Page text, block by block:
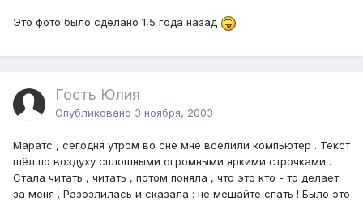
Это фото было сделано 1,5 года назад
Гость Юлия
Опубликовано 3 ноября, 2003
Маратс , сегодня утром во сне мне вселили компьютер . Текст
шёл по воздуху сплошными огромными яркими строчками .
Стала читать , читать , потом поняла , что это кто - то делает
за меня . Разозлилась и сказала : не мешайте спать ! Было это